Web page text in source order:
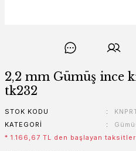
2,2 mm Gümüş ince
tk232
STOK KODU
KATEGORI
* 1.166,67 TL den başlayan